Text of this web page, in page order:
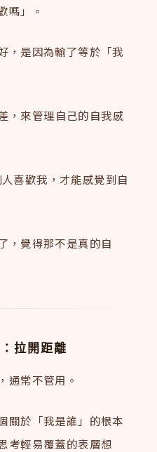
嗎」。
，是因為輸了等於「我
，來管理自己的自我感
人喜歡我，才能感覺到自
，覺得那不是真的自
拉開距離
通常不管用。
關於「我是誰」的根本
考輕易覆蓋的表層想